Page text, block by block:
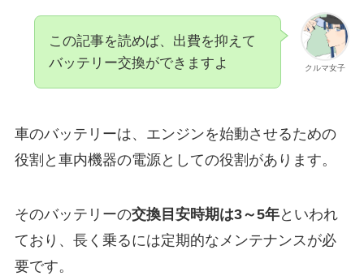
クルマ女子
この記事を読めば、出費を抑えて
バッテリー交換ができますよ
車のバッテリーは、エンジンを始動させるための
役割と車内機器の電源としての役割があります。
そのバッテリーの交換目安時期は3～5年といわれ
ており、長く乗るには定期的なメンテナンスが必
要です。